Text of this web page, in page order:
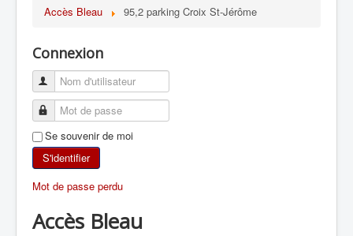
TOUT SUR LE GUMS
ESCALADE
ALPINISME
SKI DE RANDONNÉE
RANDONNÉE SPORTIVE
Accès Bleau
95,2 parking Croix St-Jérôme
Connexion
Se souvenir de moi
S'identifier
Mot de passe perdu
Accès Bleau